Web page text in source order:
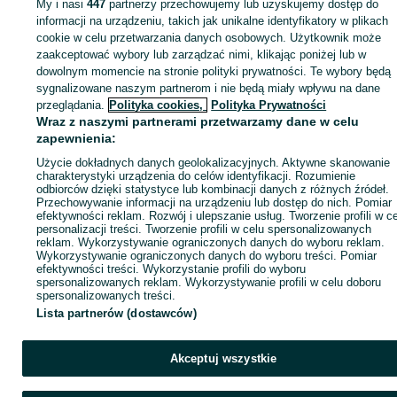
Zaloguj się lub załóż konto na OLX, aby skontaktować się z
sprzedającym
Zaloguj się / Załóż konto
Zadzwoń / SMS
My i nasi447 partnerzy przechowujemy lub uzyskujemy dostęp do
informacji na urządzeniu, takich jak unikalne identyfikatory w plikach
cookie w celu przetwarzania danych osobowych. Użytkownik może
zaakceptować wybory lub zarządzać nimi, klikając poniżej lub w
dowolnym momencie na stronie polityki prywatności. Te wybory będą
sygnalizowane naszym partnerom i nie będą miały wpływu na dane
przeglądania. Polityka cookies, Polityka Prywatności
Wraz z naszymi partnerami przetwarzamy dane w celu
zapewnienia:
Użycie dokładnych danych geolokalizacyjnych. Aktywne skanowanie
charakterystyki urządzenia do celów identyfikacji. Rozumienie
odbiorców dzięki statystyce lub kombinacji danych z różnych źródeł.
Przechowywanie informacji na urządzeniu lub dostęp do nich. Pomiar
efektywności reklam. Rozwój i ulepszanie usług. Tworzenie profili w
personalizacji treści. Tworzenie profili w celu spersonalizowanych
reklam. Wykorzystywanie ograniczonych danych do wyboru reklam.
Wykorzystywanie ograniczonych danych do wyboru treści. Pomiar
efektywności treści. Wykorzystanie profili do wyboru
spersonalizowanych reklam. Wykorzystywanie profili w celu doboru
spersonalizowanych treści.
Lista partnerów (dostawców)
Akceptuj wszystkie